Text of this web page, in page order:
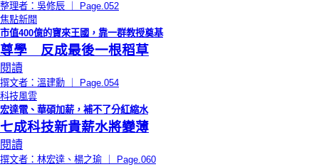
整理者：吳修辰 ｜ Page.052
焦點新聞
市值400億的寶來王國，靠一群教授奠基
尊學 反成最後一根稻草
閱讀
撰文者：溫建勳 ｜ Page.054
科技風雲
宏達電、華碩加薪，補不了分紅縮水
七成科技新貴薪水將變薄
閱讀
撰文者：林宏達、楊之瑜 ｜ Page.060